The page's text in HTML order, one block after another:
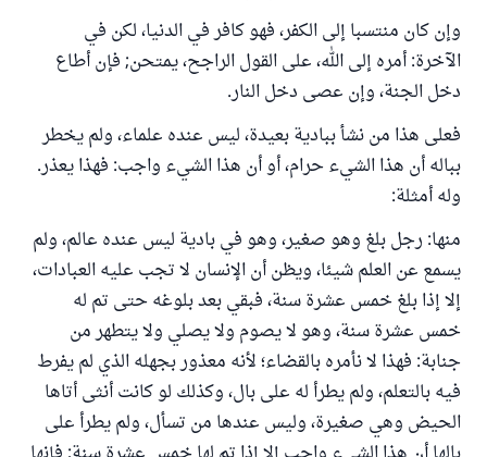
وإن كان منتسبا إلى الكفر، فهو كافر في الدنيا، لكن في
الآخرة: أمره إلى الله، على القول الراجح، يمتحن; فإن أطاع
دخل الجنة، وإن عصى دخل النار.
فعلى هذا من نشأ ببادية بعيدة، ليس عنده علماء، ولم يخطر
بباله أن هذا الشيء حرام، أو أن هذا الشيء واجب: فهذا يعذر.
وله أمثلة:
منها: رجل بلغ وهو صغير، وهو في بادية ليس عنده عالم، ولم
يسمع عن العلم شيئا، ويظن أن الإنسان لا تجب عليه العبادات،
إلا إذا بلغ خمس عشرة سنة، فبقي بعد بلوغه حتى تم له
خمس عشرة سنة، وهو لا يصوم ولا يصلي ولا يتطهر من
جنابة: فهذا لا نأمره بالقضاء؛ لأنه معذور بجهله الذي لم يفرط
فيه بالتعلم، ولم يطرأ له على بال، وكذلك لو كانت أنثى أتاها
الحيض وهي صغيرة، وليس عندها من تسأل، ولم يطرأ على